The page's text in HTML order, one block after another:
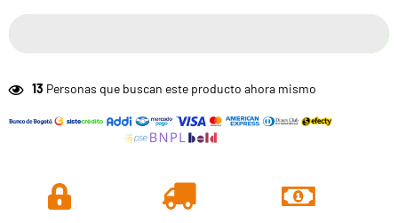
13 Personas que buscan este producto ahora mismo